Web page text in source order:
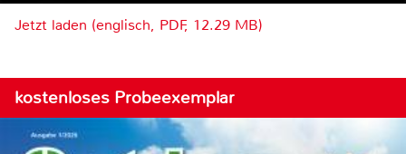
Jetzt laden (englisch, PDF, 12.29 MB)
kostenloses Probeexemplar